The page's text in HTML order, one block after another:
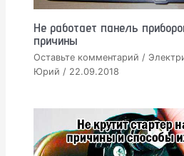
Не работает панель
причины
Оставьте комментарий /
Юрий/ 22.09.2018